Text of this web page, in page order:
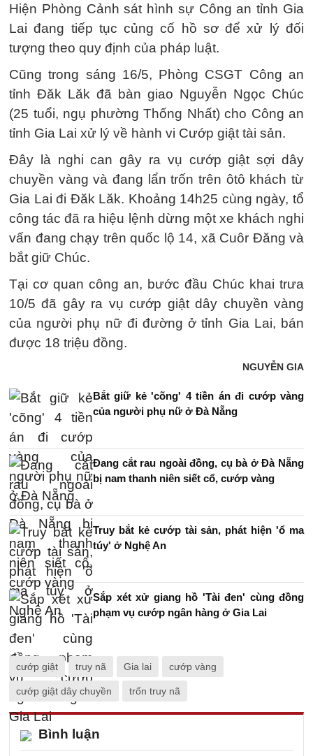
Hiện Phòng Cảnh sát hình sự Công an tỉnh Gia
Lai đang tiếp tục củng cố hồ sơ để xử lý đối
tượng theo quy định của pháp luật.
Cũng trong sáng 16/5, Phòng CSGT Công an
tỉnh Đăk Lăk đã bàn giao Nguyễn Ngọc Chúc
(25 tuổi, ngụ phường Thống Nhất) cho Công an
tỉnh Gia Lai xử lý về hành vi Cướp giật tài sản.
Đây là nghi can gây ra vụ cướp giật sợi dây
chuyền vàng và đang lẩn trốn trên ôtô khách từ
Gia Lai đi Đăk Lăk. Khoảng 14h25 cùng ngày, tổ
công tác đã ra hiệu lệnh dừng một xe khách nghi
vấn đang chạy trên quốc lộ 14, xã Cuôr Đăng và
bắt giữ Chúc.
Tại cơ quan công an, bước đầu Chúc khai trưa
10/5 đã gây ra vụ cướp giật dây chuyền vàng
của người phụ nữ đi đường ở tỉnh Gia Lai, bán
được 18 triệu đồng.
NGUYỄN GIA
Bắt giữ kẻ 'cõng' 4 tiền án đi cướp vàng
của người phụ nữ ở Đà Nẵng
Đang cắt rau ngoài đồng, cụ bà ở Đà Nẵng
bị nam thanh niên siết cổ, cướp vàng
Truy bắt kẻ cướp tài sản, phát hiện 'ổ ma
túy' ở Nghệ An
Sắp xét xử giang hồ 'Tài đen' cùng đồng
phạm vụ cướp ngân hàng ở Gia Lai
cướp giật truy nã Gia lai cướp vàng
cướp giật dây chuyền trốn truy nã
Bình luận